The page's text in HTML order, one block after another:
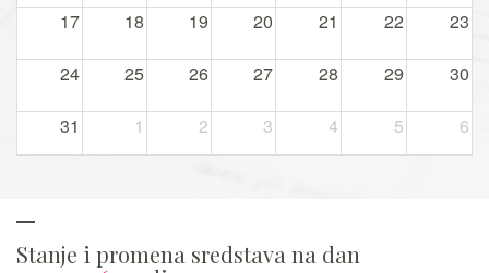
17 18 19 20 21 22 23
24 25 26 27 28 29 30
31 1 2 3 4 5 6
Stanje i promena sredstava na dan